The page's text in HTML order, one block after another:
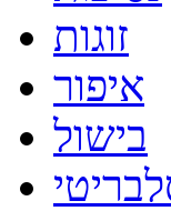
זוגות
איפור
בישול